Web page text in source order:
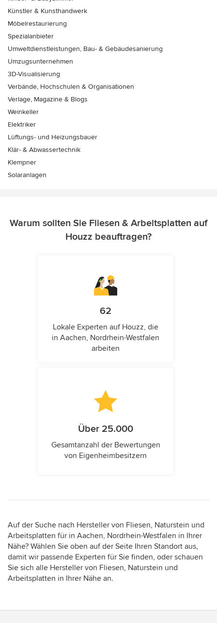
Künstler & Kunsthandwerk
Möbelrestaurierung
Spezialanbieter
Umweltdienstleistungen, Bau- & Gebäudesanierung
Umzugsunternehmen
3D-Visualisierung
Verbände, Hochschulen & Organisationen
Verlage, Magazine & Blogs
Weinkeller
Elektriker
Lüftungs- und Heizungsbauer
Klär- & Abwassertechnik
Klempner
Solaranlagen
Warum sollten Sie Fliesen & Arbeitsplatten auf
Houzz beauftragen?
62
Lokale Experten auf Houzz, die
in Aachen, Nordrhein-Westfalen
arbeiten
Über 25.000
Gesamtanzahl der Bewertungen
von Eigenheimbesitzern
Auf der Suche nach Hersteller von Fliesen, Naturstein und
Arbeitsplatten für in Aachen, Nordrhein-Westfalen in Ihrer
Nähe? Wählen Sie oben auf der Seite Ihren Standort aus,
damit wir passende Experten für Sie finden, oder schauen
Sie sich alle Hersteller von Fliesen, Naturstein und
Arbeitsplatten in Ihrer Nähe an.